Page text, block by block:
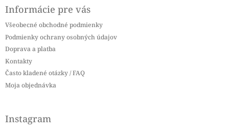
Informácie pre vás
Všeobecné obchodné podmienky
Podmienky ochrany osobných údajov
Doprava a platba
Kontakty
Často kladené otázky / FAQ
Moja objednávka
Instagram